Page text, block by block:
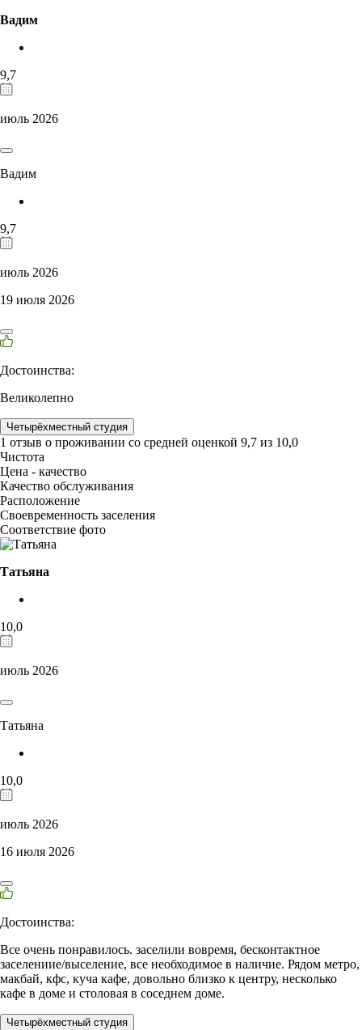
Вадим
9,7
июль 2026
Вадим
9,7
июль 2026
19 июля 2026
Достоинства:
Великолепно
Четырёхместный студия
1 отзыв о проживании со средней оценкой 9,7 из 10,0
Чистота
Цена - качество
Качество обслуживания
Расположение
Своевременность заселения
Соответствие фото
Татьяна
10,0
июль 2026
Татьяна
10,0
июль 2026
16 июля 2026
Достоинства:
Все очень понравилось. заселили вовремя, бесконтактное
заселениие/выселение, все необходимое в наличие. Рядом метро,
макбай, кфс, куча кафе, довольно близко к центру, несколько
кафе в доме и столовая в соседнем доме.
Четырёхместный студия